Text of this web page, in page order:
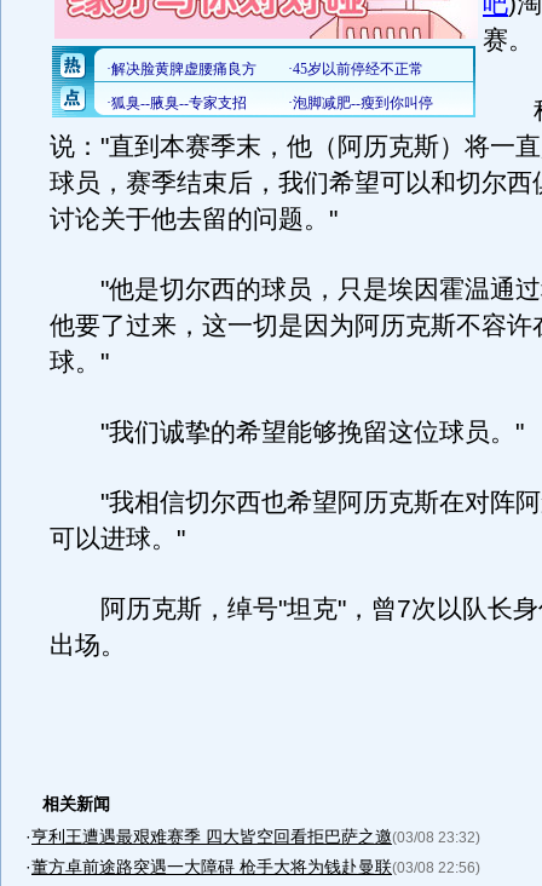
赛。
科
说："直到本赛季末，他（阿历克斯）将一
球员，赛季结束后，我们希望可以和切尔西
讨论关于他去留的问题。"
"他是切尔西的球员，只是埃因霍温通过
他要了过来，这一切是因为阿历克斯不容许
球。"
"我们诚挚的希望能够挽留这位球员。"
"我相信切尔西也希望阿历克斯在对阵阿
可以进球。"
阿历克斯，绰号"坦克"，曾7次以队长身
出场。
相关新闻
·亨利王遭遇最艰难赛季 四大皆空回看拒巴萨之邀(03/08 23:32)
·董方卓前途路突遇一大障碍 枪手大将为钱赴曼联(03/08 22:56)